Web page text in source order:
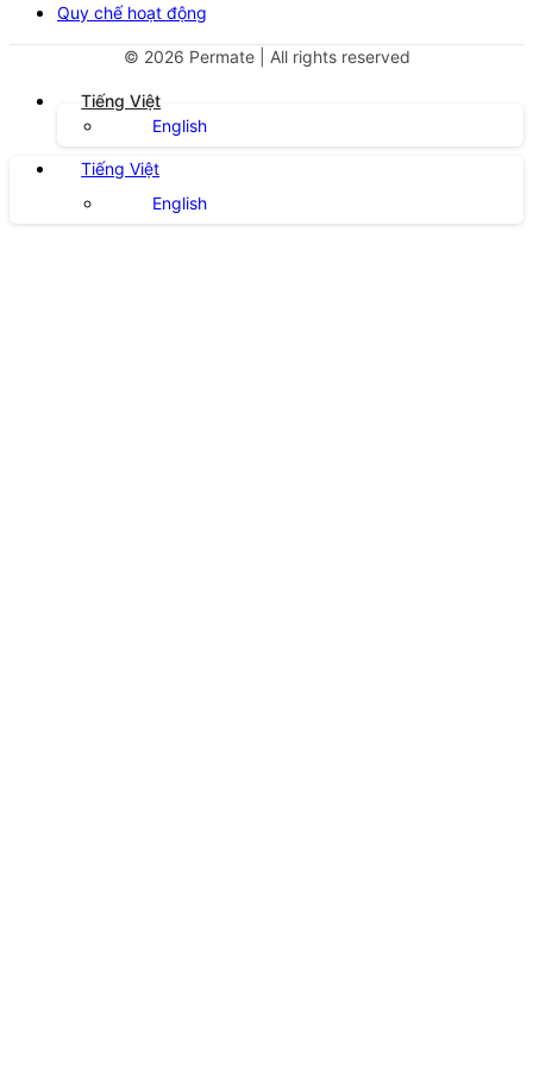
Quy chế hoạt động
© 2026 Permate | All rights reserved
Tiếng Việt
English
Tiếng Việt
English